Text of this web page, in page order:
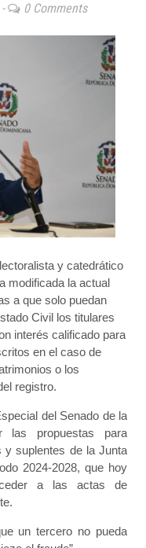
0 Comments
y catedrático
modificada la actual
a que solo puedan
Civil los titulares
interés calificado para
en el caso de
o los
registro.
del Senado de la
las propuestas para
y suplentes de la Junta
2024-2028, que hoy
a las actas de
un tercero no pueda